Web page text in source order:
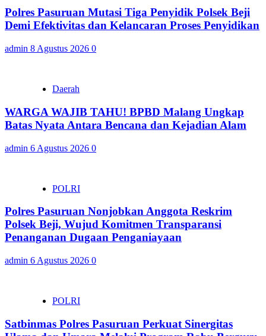
Polres Pasuruan Mutasi Tiga Penyidik Polsek Beji
Demi Efektivitas dan Kelancaran Proses Penyidikan
admin 8 Agustus 2026 0
Daerah
WARGA WAJIB TAHU! BPBD Malang Ungkap
Batas Nyata Antara Bencana dan Kejadian Alam
admin 6 Agustus 2026 0
POLRI
Polres Pasuruan Nonjobkan Anggota Reskrim
Polsek Beji, Wujud Komitmen Transparansi
Penanganan Dugaan Penganiayaan
admin 6 Agustus 2026 0
POLRI
Satbinmas Polres Pasuruan Perkuat Sinergitas